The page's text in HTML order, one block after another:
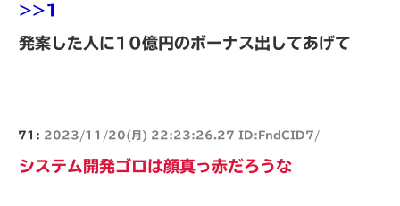
>>1
発案した人に10億円のボーナス出してあげて
71: 2023/11/20(月) 22:23:26.27 ID:FndCID7/
システム開発ゴロは顔真っ赤だろうな